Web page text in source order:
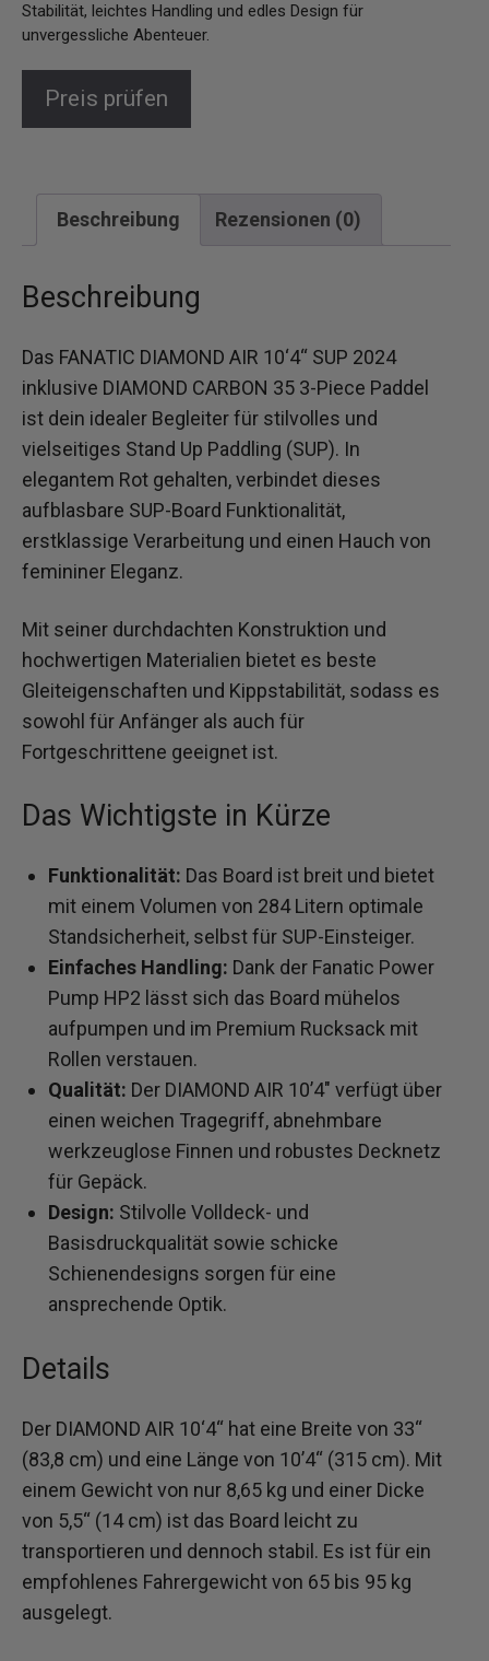
Stabilität, leichtes Handling und edles Design für
unvergessliche Abenteuer.
Preis prüfen
Beschreibung Rezensionen (0)
Beschreibung
Das FANATIC DIAMOND AIR 10‘4“ SUP 2024
inklusive DIAMOND CARBON 35 3-Piece Paddel
ist dein idealer Begleiter für stilvolles und
vielseitiges Stand Up Paddling (SUP). In
elegantem Rot gehalten, verbindet dieses
aufblasbare SUP-Board Funktionalität,
erstklassige Verarbeitung und einen Hauch von
femininer Eleganz.
Mit seiner durchdachten Konstruktion und
hochwertigen Materialien bietet es beste
Gleiteigenschaften und Kippstabilität, sodass es
sowohl für Anfänger als auch für
Fortgeschrittene geeignet ist.
Das Wichtigste in Kürze
Funktionalität: Das Board ist breit und bietet
mit einem Volumen von 284 Litern optimale
Standsicherheit, selbst für SUP-Einsteiger.
Einfaches Handling: Dank der Fanatic Power
Pump HP2 lässt sich das Board mühelos
aufpumpen und im Premium Rucksack mit
Rollen verstauen.
Qualität: Der DIAMOND AIR 10’4″ verfügt über
einen weichen Tragegriff, abnehmbare
werkzeuglose Finnen und robustes Decknetz
für Gepäck.
Design: Stilvolle Volldeck- und
Basisdruckqualität sowie schicke
Schienendesigns sorgen für eine
ansprechende Optik.
Details
Der DIAMOND AIR 10‘4“ hat eine Breite von 33“
(83,8 cm) und eine Länge von 10’4“ (315 cm). Mit
einem Gewicht von nur 8,65 kg und einer Dicke
von 5,5“ (14 cm) ist das Board leicht zu
transportieren und dennoch stabil. Es ist für ein
empfohlenes Fahrergewicht von 65 bis 95 kg
ausgelegt.